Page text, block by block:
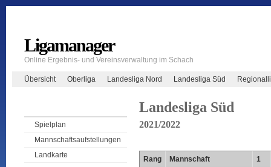
Ligamanager
Online Ergebnis- und Vereinsverwaltung im Schach
Übersicht Oberliga Landesliga Nord Landesliga Süd
Spielplan
Mannschaftsaufstellungen
Landkarte
Landesliga Süd
2021/2022
Rang Mannschaft
1